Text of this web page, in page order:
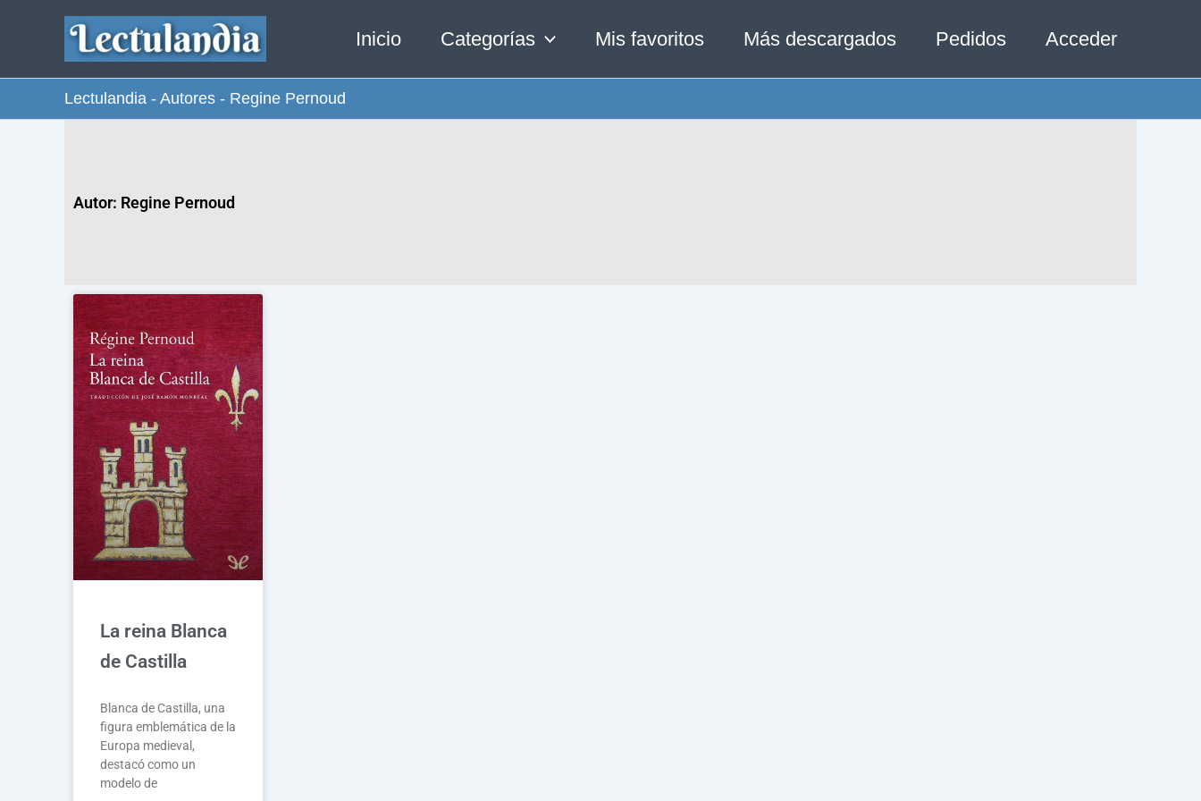
contenido
Inicio Categorías Mis favoritos Más descargados Pedidos Acceder
Lectulandia - Autores - Regine Pernoud
Autor: Regine Pernoud
La reina Blanca
de Castilla
Blanca de Castilla, una
figura emblemática de la
Europa medieval,
destacó como un
modelo de